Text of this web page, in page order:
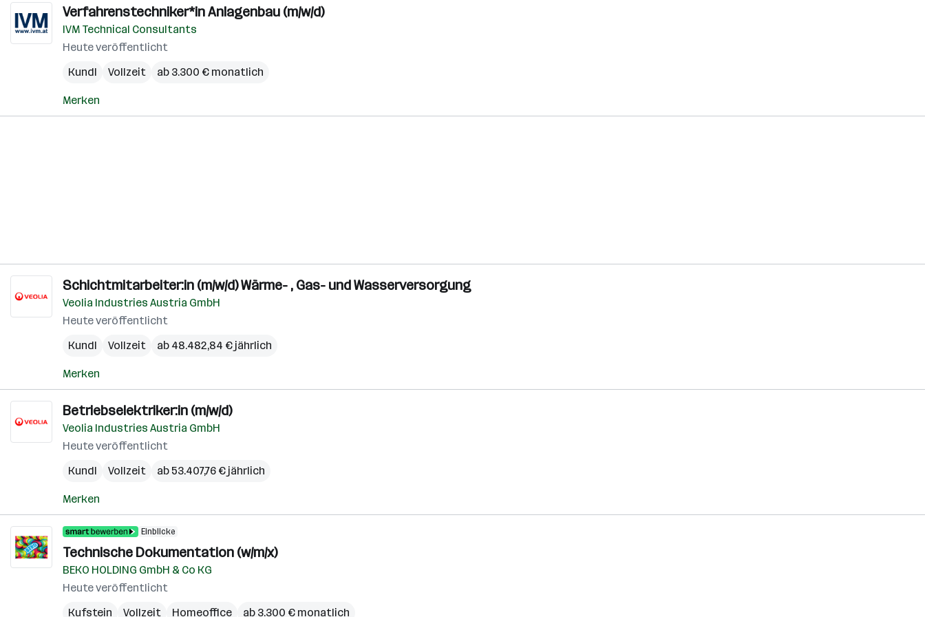
Verfahrenstechniker*in Anlagenbau (m/w/d)
IVM Technical Consultants
Heute veröffentlicht
Kundl
Vollzeit ab 3.300 € monatlich
Merken
Schichtmitarbeiter:in (m/w/d) Wärme- , Gas- und Wasserversorgung
Veolia Industries Austria GmbH
Heute veröffentlicht
Kundl
Vollzeit ab 48.482,84 € jährlich
Merken
Betriebselektriker:in (m/w/d)
Veolia Industries Austria GmbH
Heute veröffentlicht
Kundl
Vollzeit ab 53.407,76 € jährlich
Merken
Einblicke
Technische Dokumentation (w/m/x)
BEKO HOLDING GmbH & Co KG
Heute veröffentlicht
Kufstein
Vollzeit Homeoffice ab 3.300 € monatlich